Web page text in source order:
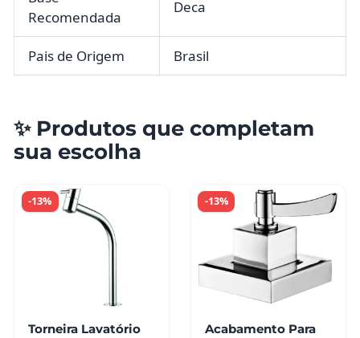
Recomendada
Deca
Pais de Origem Brasil
✨ Produtos que completam
sua escolha
-13%
Torneira Lavatório
-13%
Acabamento Para